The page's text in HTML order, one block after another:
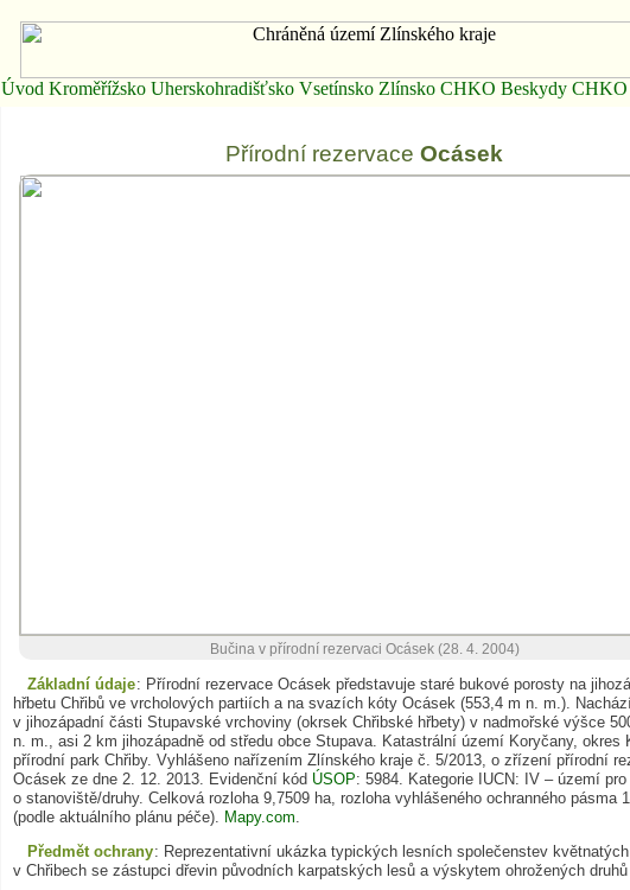
Úvod Kroměřížsko Uherskohradišťsko Vsetínsko Zlínsko CHKO Beskydy CHKO
Přírodní rezervace Ocásek
Bučina v přírodní rezervaci Ocásek (28. 4. 2004)
Základní údaje: Přírodní rezervace Ocásek představuje staré bukové porosty na
hřbetu Chřibů ve vrcholových partiích a na svazích kóty Ocásek (553,4 m n. m.).
v jihozápadní části Stupavské vrchoviny (okrsek Chřibské hřbety) v nadmořské výšce
n. m., asi 2 km jihozápadně od středu obce Stupava. Katastrální území Koryčany, okres
přírodní park Chřiby. Vyhlášeno nařízením Zlínského kraje č. 5/2013, o zřízení přírodní
Ocásek ze dne 2. 12. 2013. Evidenční kód ÚSOP: 5984. Kategorie IUCN: IV – území pro
o stanoviště/druhy. Celková rozloha 9,7509 ha, rozloha vyhlášeného ochranného pásma
(podle aktuálního plánu péče). Mapy.com.
Předmět ochrany: Reprezentativní ukázka typických lesních společenstev
v Chřibech se zástupci dřevin původních karpatských lesů a výskytem ohrožených